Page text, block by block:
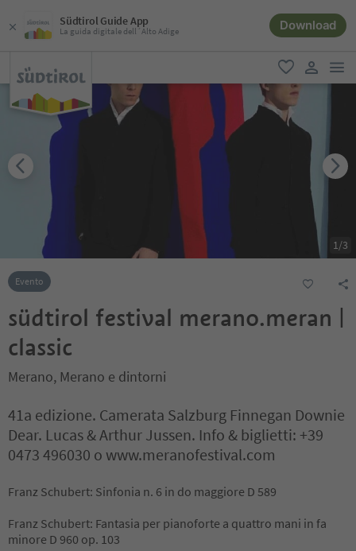
Südtirol Guide App
La guida digitale dell´Alto Adige Download
favoriti
user link
1/3
Evento
südtirol festival merano.meran |
classic
Merano, Merano e dintorni
41a edizione. Camerata Salzburg Finnegan Downie
Dear. Lucas & Arthur Jussen. Info & biglietti: +39
0473 496030 o www.meranofestival.com
Franz Schubert: Sinfonia n. 6 in do maggiore D 589
Franz Schubert: Fantasia per pianoforte a quattro mani in fa
minore D 960 op. 103